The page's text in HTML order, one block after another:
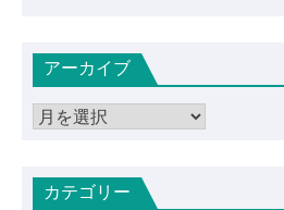
アーカイブ
ア
イカテゴリー